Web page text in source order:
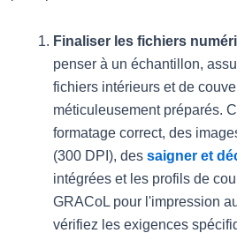
Finaliser les fichiers
penser à un échantillon,
fichiers intérieurs et de
méticuleusement préparés.
formatage correct, des
(300 DPI), des saigner et
intégrées et les profils de
GRACoL pour l'impression
vérifiez les exigences